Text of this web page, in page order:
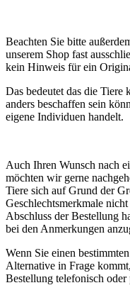
Beachten Sie bitte
unserem Shop fast
kein Hinweis für ein
Das bedeutet das die
anders beschaffen sein
eigene Individuen handelt.
Auch Ihren Wunsch nach
möchten wir gerne
Tiere sich auf Grund der
Geschlechtsmerkmale
Abschluss der Bestellung
bei den Anmerkungen
Wenn Sie einen
Alternative in Frage
Bestellung telefonisch